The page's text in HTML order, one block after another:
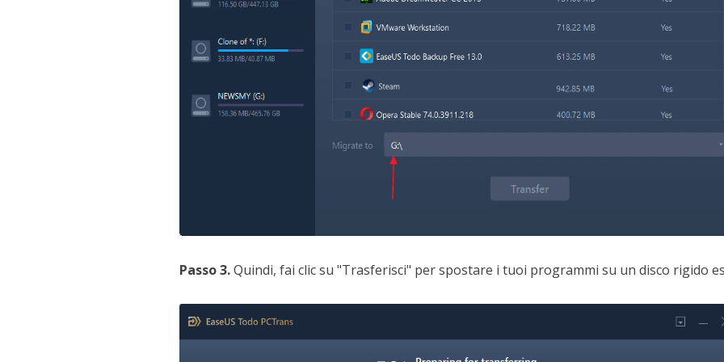
Passo 3.Quindi, fai clic su "Trasferisci" per spostare i tuoi programmi su un disco rigido